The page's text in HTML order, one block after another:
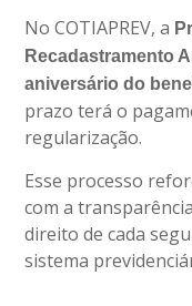
No COTIAPREV, a
Recadastramento
aniversário do
prazo terá o
regularização.
Esse processo
com a
direito de cada
sistema